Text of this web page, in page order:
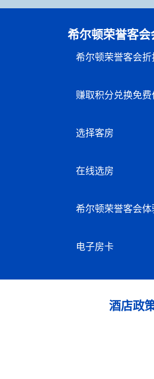
希尔顿荣誉客
希尔顿荣誉客会
赚取积分兑换免
选择客房
在线选房
希尔顿荣誉客会体
电子房卡
酒店政